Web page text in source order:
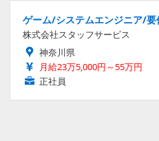
ゲーム/システムエンジニア/
株式会社スタッフサービス
神奈川県
月給23万5,000円～55万円
正社員